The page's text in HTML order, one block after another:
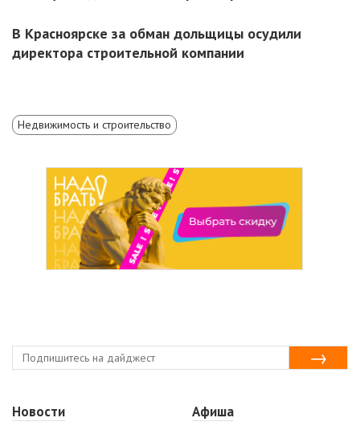
В Красноярске за обман дольщицы осудили
директора строительной компании
Недвижимость и строительство
Новости
Афиша